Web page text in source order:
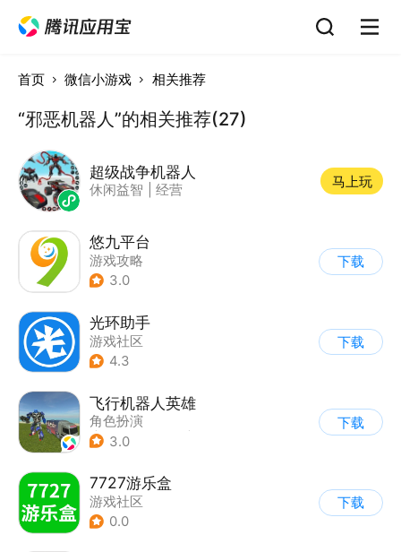
首页 微信小游戏 相关推荐
“邪恶机器人”的相关推荐(27)
超级战争机器人
休闲益智 经营
马上玩
悠九平台
游戏攻略
3.0
下载
光环助手
游戏社区
4.3
下载
飞行机器人英雄
角色扮演
| 第三人称射击
3.0
下载
7727游乐盒
游戏社区
0.0
下载